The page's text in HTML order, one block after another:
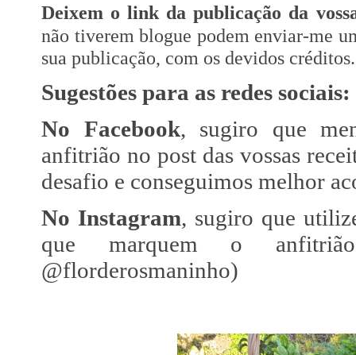
Deixem o link da publicação da
não tiverem blogue podem enviar-me
sua publicação, com os devidos créditos.
Sugestões para as redes sociais:
No Facebook, sugiro que
anfitrião no post das vossas
desafio e conseguimos melhor
No Instagram, sugiro que
que marquem o
@florderosmaninho)